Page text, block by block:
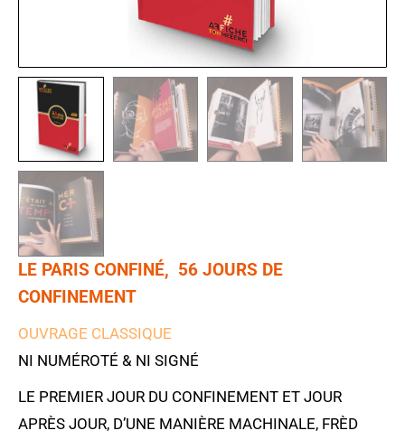
LE PARIS CONFINÉ, 56 JOURS DE
CONFINEMENT
OUVRAGE CLASSIQUE
NI NUMÉROTÉ & NI SIGNÉ
LE PREMIER JOUR DU CONFINEMENT ET JOUR
APRÈS JOUR, D’UNE MANIÈRE MACHINALE, FRÈD